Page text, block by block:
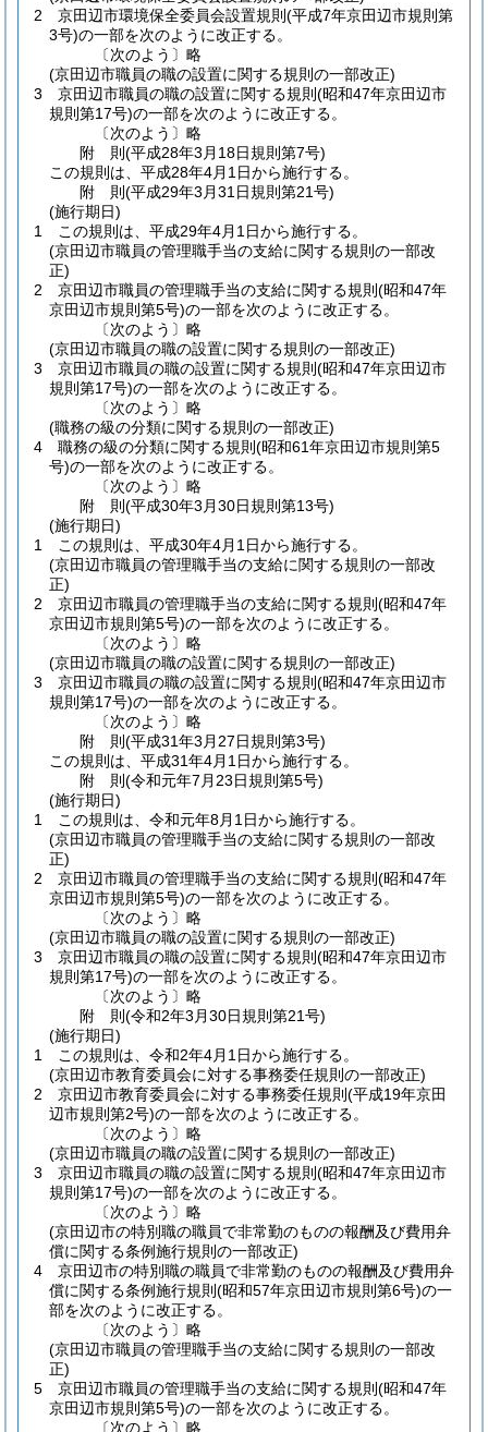
2
京田辺市環境保全委員会設置規則 (平成7年京田辺市規則第
3号)の一部を次のように改正する。
〔次のよう〕略
(京田辺市職員の職の設置に関する規則の一部改正)
3
京田辺市職員の職の設置に関する規則 (昭和47年京田辺市
規則第17号)の一部を次のように改正する。
〔次のよう〕略
附 則(平成28年3月18日規則第7号)
この規則は、平成28年4月1日から施行する。
附 則(平成29年3月31日規則第21号)
(施行期日)
1
この規則は、平成29年4月1日から施行する。
(京田辺市職員の管理職手当の支給に関する規則の一部改
正)
2
京田辺市職員の管理職手当の支給に関する規則 (昭和47年
京田辺市規則第5号)の一部を次のように改正する。
〔次のよう〕略
(京田辺市職員の職の設置に関する規則の一部改正)
3
京田辺市職員の職の設置に関する規則 (昭和47年京田辺市
規則第17号)の一部を次のように改正する。
〔次のよう〕略
(職務の級の分類に関する規則の一部改正)
4
職務の級の分類に関する規則 (昭和61年京田辺市規則第5
号)の一部を次のように改正する。
〔次のよう〕略
附 則(平成30年3月30日規則第13号)
(施行期日)
1
この規則は、平成30年4月1日から施行する。
(京田辺市職員の管理職手当の支給に関する規則の一部改
正)
2
京田辺市職員の管理職手当の支給に関する規則 (昭和47年
京田辺市規則第5号)の一部を次のように改正する。
〔次のよう〕略
(京田辺市職員の職の設置に関する規則の一部改正)
3
京田辺市職員の職の設置に関する規則 (昭和47年京田辺市
規則第17号)の一部を次のように改正する。
〔次のよう〕略
附 則(平成31年3月27日規則第3号)
この規則は、平成31年4月1日から施行する。
附 則(令和元年7月23日規則第5号)
(施行期日)
1
この規則は、令和元年8月1日から施行する。
(京田辺市職員の管理職手当の支給に関する規則の一部改
正)
2
京田辺市職員の管理職手当の支給に関する規則 (昭和47年
京田辺市規則第5号)の一部を次のように改正する。
〔次のよう〕略
(京田辺市職員の職の設置に関する規則の一部改正)
3
京田辺市職員の職の設置に関する規則 (昭和47年京田辺市
規則第17号)の一部を次のように改正する。
〔次のよう〕略
附 則(令和2年3月30日規則第21号)
(施行期日)
1
この規則は、令和2年4月1日から施行する。
(京田辺市教育委員会に対する事務委任規則の一部改正)
2
京田辺市教育委員会に対する事務委任規則 (平成19年京田
辺市規則第2号)の一部を次のように改正する。
〔次のよう〕略
(京田辺市職員の職の設置に関する規則の一部改正)
3
京田辺市職員の職の設置に関する規則 (昭和47年京田辺市
規則第17号)の一部を次のように改正する。
〔次のよう〕略
(京田辺市の特別職の職員で非常勤のものの報酬及び費用弁
償に関する条例施行規則の一部改正)
4
京田辺市の特別職の職員で非常勤のものの報酬及び費用弁
償に関する条例施行規則 (昭和57年京田辺市規則第6号)の一
部を次のように改正する。
〔次のよう〕略
(京田辺市職員の管理職手当の支給に関する規則の一部改
正)
5
京田辺市職員の管理職手当の支給に関する規則 (昭和47年
京田辺市規則第5号)の一部を次のように改正する。
〔次のよう〕略